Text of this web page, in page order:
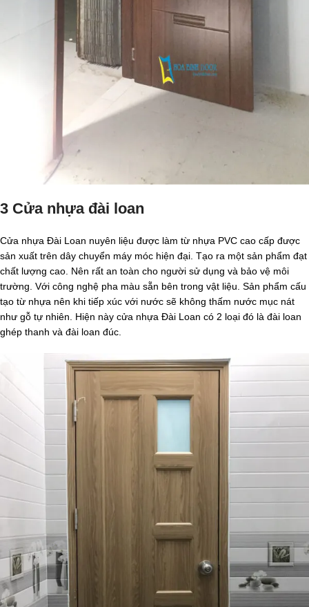
3 Cửa nhựa đài loan
Cửa nhựa Đài Loan nuyên liệu được làm từ nhựa PVC cao cấp được
sản xuất trên dây chuyển máy móc hiện đại. Tạo ra một sản phẩm đạt
chất lượng cao. Nên rất an toàn cho người sử dụng và bảo vệ môi
trường. Với công nghệ pha màu sẵn bên trong vật liệu. Sản phẩm cấu
tạo từ nhựa nên khi tiếp xúc với nước sẽ không thấm nước mục nát
như gỗ tự nhiên. Hiện này cửa nhựa Đài Loan có 2 loại đó là đài loan
ghép thanh và đài loan đúc.